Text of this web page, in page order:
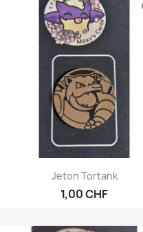
Aperçu rapide
Jeton Tortank
1,00 CHF